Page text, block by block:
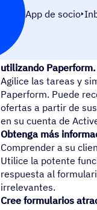
App de socio
Recopile nuevos
utilizando Paperform.
Agilice las tareas y
Paperform. Puede
ofertas a partir de
en su cuenta de
Obtenga más
Comprender a su
Utilice la potente
respuesta al
irrelevantes.
Cree formularios